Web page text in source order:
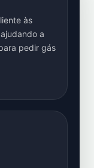
às
a
pedir gás